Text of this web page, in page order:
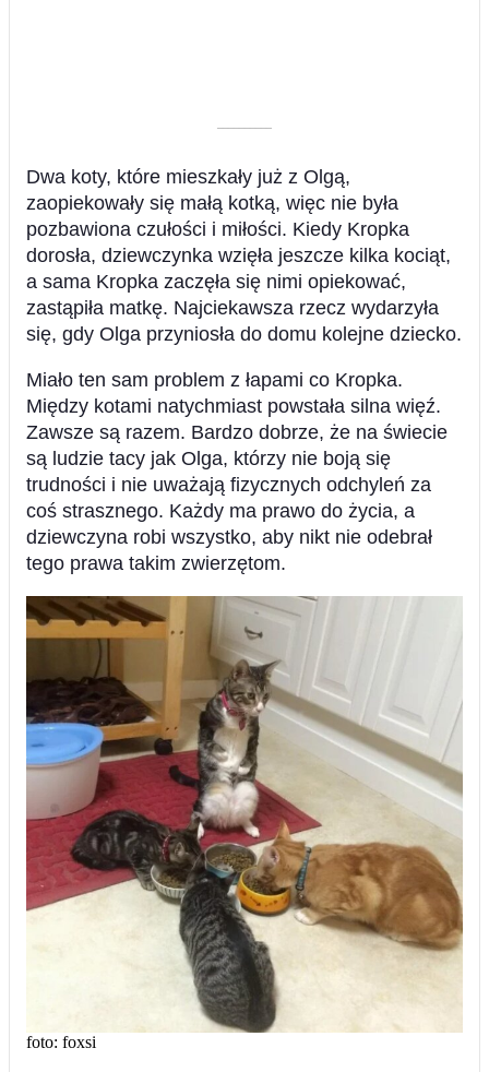
––––––––––
Dwa koty, które mieszkały już z Olgą,
zaopiekowały się małą kotką, więc nie była
pozbawiona czułości i miłości. Kiedy Kropka
dorosła, dziewczynka wzięła jeszcze kilka kociąt,
a sama Kropka zaczęła się nimi opiekować,
zastąpiła matkę. Najciekawsza rzecz wydarzyła
się, gdy Olga przyniosła do domu kolejne dziecko.
Miało ten sam problem z łapami co Kropka.
Między kotami natychmiast powstała silna więź.
Zawsze są razem. Bardzo dobrze, że na świecie
są ludzie tacy jak Olga, którzy nie boją się
trudności i nie uważają fizycznych odchyleń za
coś strasznego. Każdy ma prawo do życia, a
dziewczyna robi wszystko, aby nikt nie odebrał
tego prawa takim zwierzętom.
foto: foxsi